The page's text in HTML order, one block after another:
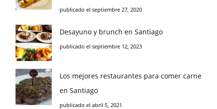
publicado el septiembre 27, 2020
Desayuno y brunch en Santiago
publicado el septiembre 12, 2023
Los mejores restaurantes para comer carne
en Santiago
publicado el abril 5, 2021